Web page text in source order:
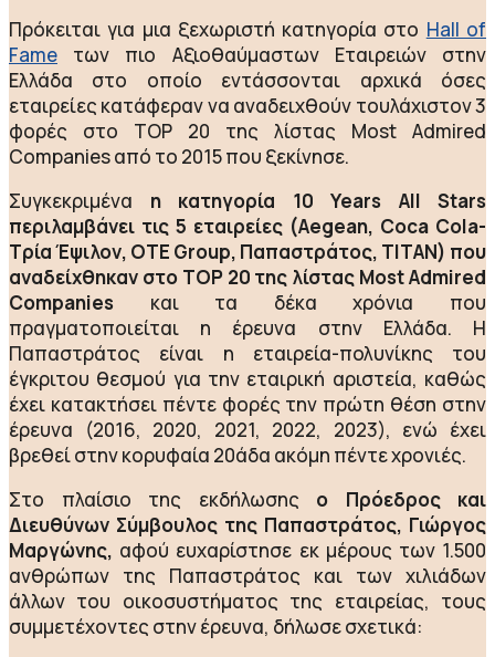
Πρόκειται για μια ξεχωριστή κατηγορία στο Hall of
Fame των πιο Αξιοθαύμαστων Εταιρειών στην
Ελλάδα στο οποίο εντάσσονται αρχικά όσες
εταιρείες κατάφεραν να αναδειχθούν τουλάχιστον 3
φορές στο TOP 20 της λίστας Most Admired
Companies από το 2015 που ξεκίνησε.
Συγκεκριμένα η κατηγορία 10 Years All Stars
περιλαμβάνει τις 5 εταιρείες (Aegean, Coca Cola-
Τρία Έψιλον, OTE Group, Παπαστράτος, ΤΙΤΑΝ) που
αναδείχθηκαν στο TOP 20 της λίστας Most Admired
Companies και τα δέκα χρόνια που
πραγματοποιείται η έρευνα στην Ελλάδα. Η
Παπαστράτος είναι η εταιρεία-πολυνίκης του
έγκριτου θεσμού για την εταιρική αριστεία, καθώς
έχει κατακτήσει πέντε φορές την πρώτη θέση στην
έρευνα (2016, 2020, 2021, 2022, 2023), ενώ έχει
βρεθεί στην κορυφαία 20άδα ακόμη πέντε χρονιές.
Στο πλαίσιο της εκδήλωσης ο Πρόεδρος και
Διευθύνων Σύμβουλος της Παπαστράτος, Γιώργος
Μαργώνης, αφού ευχαρίστησε εκ μέρους των 1.500
ανθρώπων της Παπαστράτος και των χιλιάδων
άλλων του οικοσυστήματος της εταιρείας, τους
συμμετέχοντες στην έρευνα, δήλωσε σχετικά: